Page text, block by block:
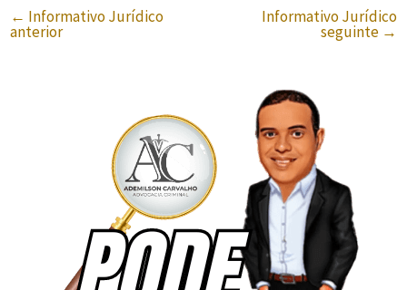
← Informativo Jurídico
anterior
Informativo Jurídico
seguinte →